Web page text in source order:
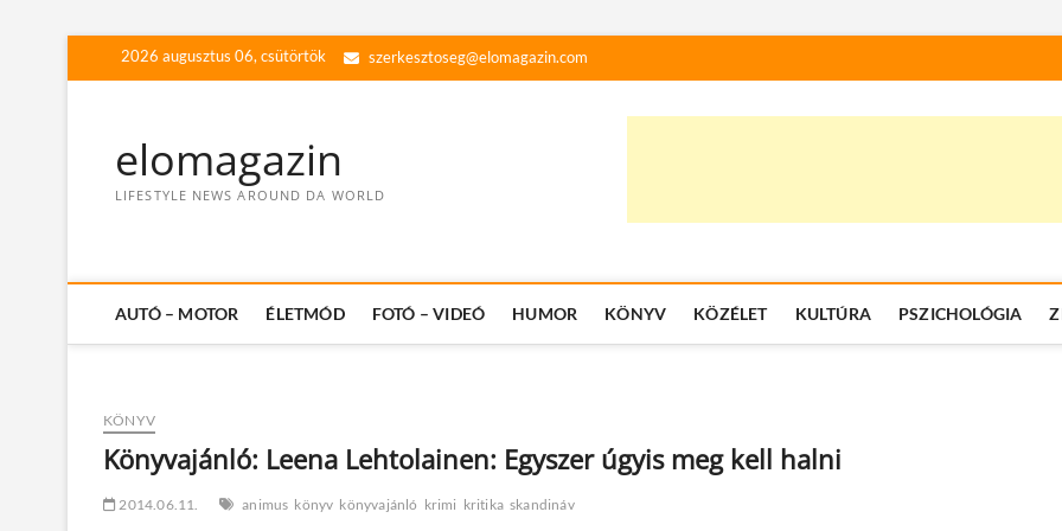
2026 augusztus 06, csütörtök szerkesztoseg@elomagazin.com
elomagazin
LIFESTYLE NEWS AROUND DA WORLD
AUTÓ – MOTOR ÉLETMÓD FOTÓ – VIDEÓ HUMOR KÖNYV KÖZÉLET KULTÚRA PSZICHOLÓGIA
KÖNYV
Könyvajánló: Leena Lehtolainen: Egyszer úgyis meg kell halni
2014.06.11. animus könyv könyvajánló krimi kritika skandináv